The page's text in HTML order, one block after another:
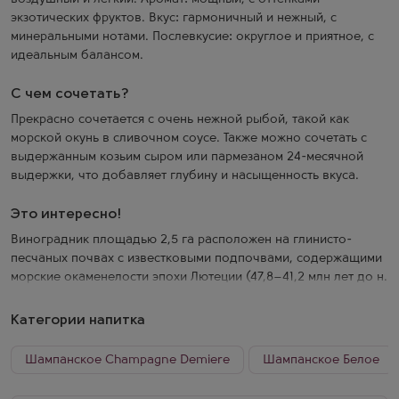
экзотических фруктов. Вкус: гармоничный и нежный, с
минеральными нотами. Послевкусие: округлое и приятное, с
идеальным балансом.
С чем сочетать?
Прекрасно сочетается с очень нежной рыбой, такой как
морской окунь в сливочном соусе. Также можно сочетать с
выдержанным козьим сыром или пармезаном 24-месячной
выдержки, что добавляет глубину и насыщенность вкуса.
Это интересно!
Виноградник площадью 2,5 га расположен на глинисто-
песчаных почвах с известковыми подпочвами, содержащими
морские окаменелости эпохи Лютеции (47,8–41,2 млн лет до н.
в терморегулируемых чанах. Вино не подвергалось яблочно-
%), в нержавеющих чанах и 3 года в бутылках до дегоржажа.
Категории напитка
Шампанское Champagne Demiere Шампанское Белое